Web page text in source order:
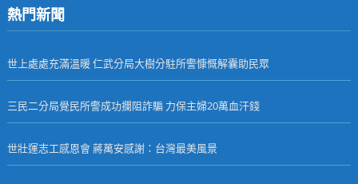
熱門新聞
世上處處充滿溫暖 仁武分局大樹分駐所警慷慨解囊助民眾
三民二分局覺民所警成功攔阻詐騙 力保主婦20萬血汗錢
世壯運志工感恩會 蔣萬安感謝：台灣最美風景